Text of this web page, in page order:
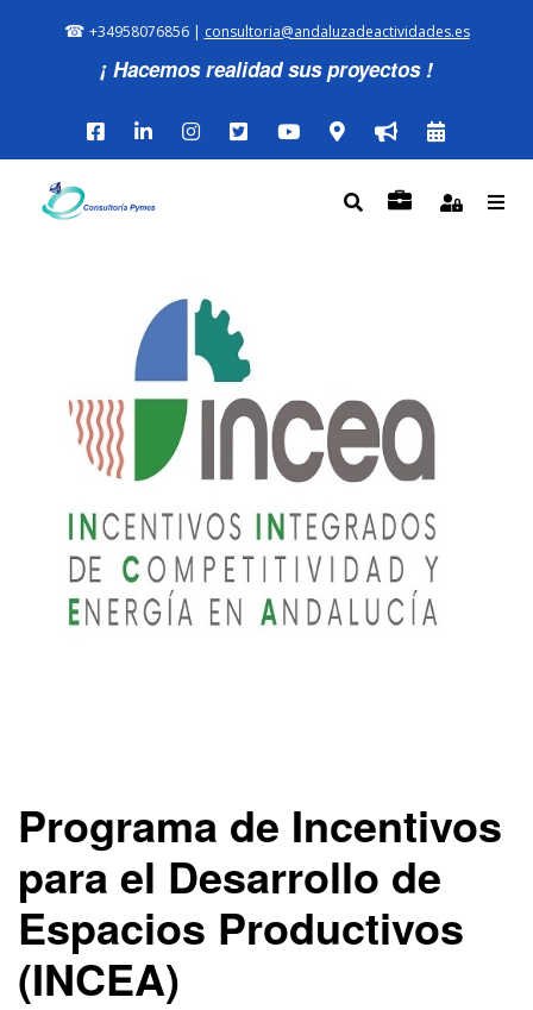
☎ +34958076856 | consultoria@andaluzadeactividades.es
¡ Hacemos realidad sus proyectos !
Programa de Incentivos
para el Desarrollo de
Espacios Productivos
(INCEA)